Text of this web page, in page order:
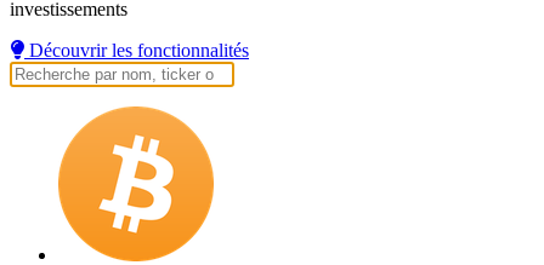
investissements
Découvrir les fonctionnalités